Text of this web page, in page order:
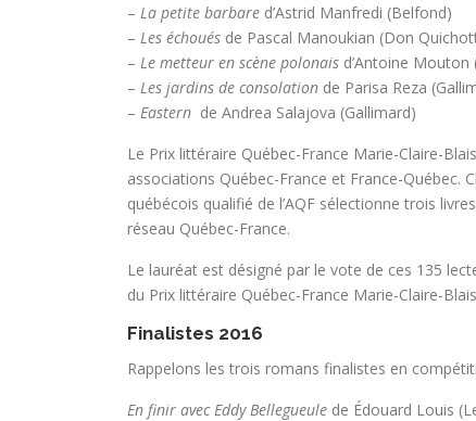
– La petite barbare d’Astrid Manfredi (Belfond)
– Les échoués de Pascal Manoukian (Don
– Le metteur en scène polonais d’Antoine
– Les jardins de consolation de Parisa Reza
– Eastern de Andrea Salajova (Gallimard)
Le Prix littéraire Québec-France Marie-Claire-
associations Québec-France et France-Québec.
québécois qualifié de l’AQF sélectionne trois
réseau Québec-France.
Le lauréat est désigné par le vote de ces 135
du Prix littéraire Québec-France Marie-Claire-
Finalistes 2016
Rappelons les trois romans finalistes en
En finir avec Eddy Bellegueule de Édouard Louis